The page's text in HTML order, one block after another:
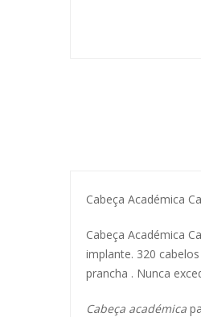
Cabeça Académica
Cabeça Académica
implante. 320
prancha . Nunca
Cabeça académica